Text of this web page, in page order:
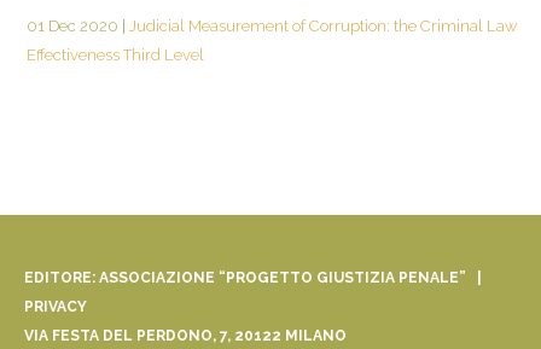
01 Dec 2020
Judicial Measurement of Corruption: the Criminal Law
Effectiveness Third Level
EDITORE: ASSOCIAZIONE “PROGETTO GIUSTIZIA PENALE” |
PRIVACY
VIA FESTA DEL PERDONO, 7, 20122 MILANO